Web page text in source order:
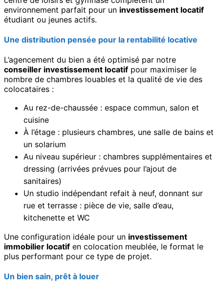
environnement parfait pour un investissement locatif
étudiant ou jeunes actifs.
Une distribution pensée pour la rentabilité locative
L’agencement du bien a été optimisé par notre
conseiller investissement locatif pour maximiser le
nombre de chambres louables et la qualité de vie des
colocataires :
Au rez-de-chaussée : espace commun, salon et
cuisine
À l’étage : plusieurs chambres, une salle de bains et
un solarium
Au niveau supérieur : chambres supplémentaires et
dressing (arrivées prévues pour l’ajout de
sanitaires)
Un studio indépendant refait à neuf, donnant sur
rue et terrasse : pièce de vie, salle d’eau,
kitchenette et WC
Une configuration idéale pour un investissement
immobilier locatif en colocation meublée, le format le
plus performant pour ce type de projet.
Un bien sain, prêt à louer